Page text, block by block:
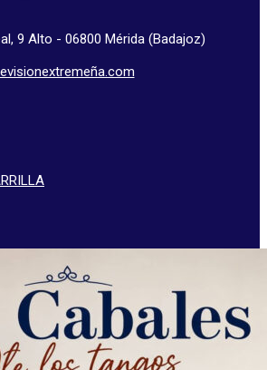
9 Alto - 06800 Mérida (Badajoz)